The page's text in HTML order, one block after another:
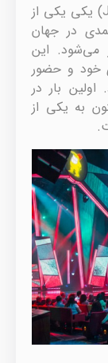
فستیوال جاست فور لف (Just for Laughs) یکی یکی از
در جهان
می‌شود. این
خود و حضور
بار در
کنون به یکی از